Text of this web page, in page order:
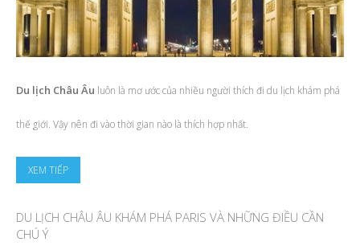
Du lịch Châu Âu luôn là mơ ước của nhiều người thích đi du lịch khám phá
thế giới. Vậy nên đi vào thời gian nào là thích hợp nhất.
XEM TIẾP
DU LỊCH CHÂU ÂU KHÁM PHÁ PARIS VÀ NHỮNG ĐIỀU CẦN
CHÚ Ý